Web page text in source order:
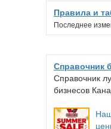
Правила и
Последнее
Справочник
Справочник
бизнесов